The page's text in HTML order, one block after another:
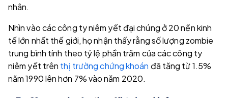
nhân.
Nhìn vào các công ty niêm yết đại chúng ở 20 nền kinh
tế lớn nhất thế giới, họ nhận thấy rằng số lượng zombie
trung bình tính theo tỷ lệ phần trăm của các công ty
niêm yết trên thị trường chứng khoán đã tăng từ 1.5%
năm 1990 lên hơn 7% vào năm 2020.